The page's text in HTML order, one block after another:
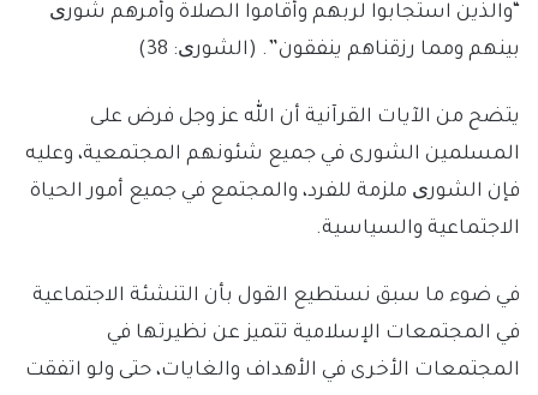
“والذين استجابوا لربهم وأقاموا الصلاة وأمرهم شوری
بينهم ومما رزقناهم ينفقون”. (الشوری: 38)
يتضح من الآيات القرآنية أن الله عز وجل فرض على
المسلمين الشورى في جميع شئونهم المجتمعية، وعليه
فإن الشوری ملزمة للفرد، والمجتمع في جميع أمور الحياة
الاجتماعية والسياسية.
في ضوء ما سبق نستطيع القول بأن التنشئة الاجتماعية
في المجتمعات الإسلامية تتميز عن نظيرتها في
المجتمعات الأخرى في الأهداف والغايات، حتى ولو اتفقت